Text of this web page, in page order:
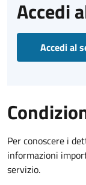
Accedi
Accedi al
Per conoscere i
informazioni
servizio.